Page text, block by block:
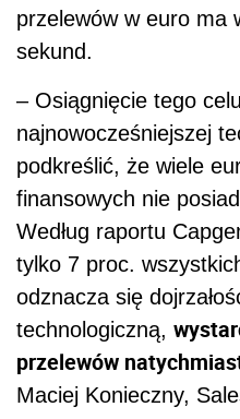
przelewów w euro ma
sekund.
– Osiągnięcie tego
najnowocześniejszej
podkreślić, że wiele
finansowych nie
Według raportu
tylko 7 proc.
odznacza się
technologiczną,
przelewów
Maciej Konieczny,